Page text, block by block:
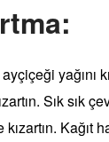
yağını
Sık sık
Kağıt